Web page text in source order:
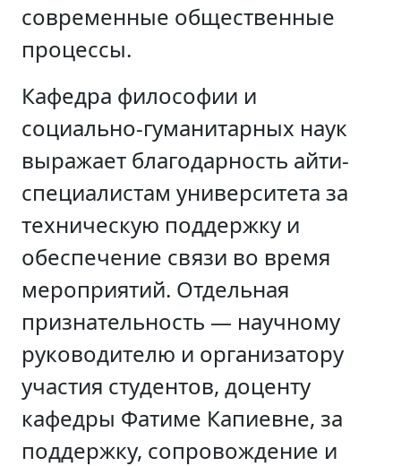
современные общественные
процессы.
Кафедра философии и
социально-гуманитарных наук
выражает благодарность айти-
специалистам университета за
техническую поддержку и
обеспечение связи во время
мероприятий. Отдельная
признательность — научному
руководителю и организатору
участия студентов, доценту
кафедры Фатиме Капиевне, за
поддержку, сопровождение и